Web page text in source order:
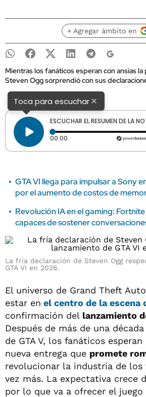
+ Agregar ámbito en
Mientras los fanáticos esperan con ansias la
Steven Ogg sorprendió con sus
Toca para escuchar×
ESCUCHAR EL RESUMEN DE LA
00:00 Tiempo transcurrido: 0
GTA VI llega para impulsar a Sony
por el aumento de costos de
Revolución IA en el gaming:
capaces de sostener
La fría declaración de Steven Ogg
GTA VI en 2026.
El universo de Grand Theft
estar en el centro de la escena
confirmación del lanzamiento
Después de más de una
de GTA V, los fanáticos
nueva entrega que promete
revolucionar la industria de los
vez más. La expectativa crece
por lo que va a ofrecer el